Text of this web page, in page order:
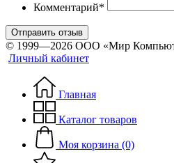
Комментарий*
Отправить отзыв
© 1999—2026 ООО «Мир
Личный кабинет
Главная
Каталог товаров
Моя корзина (0)